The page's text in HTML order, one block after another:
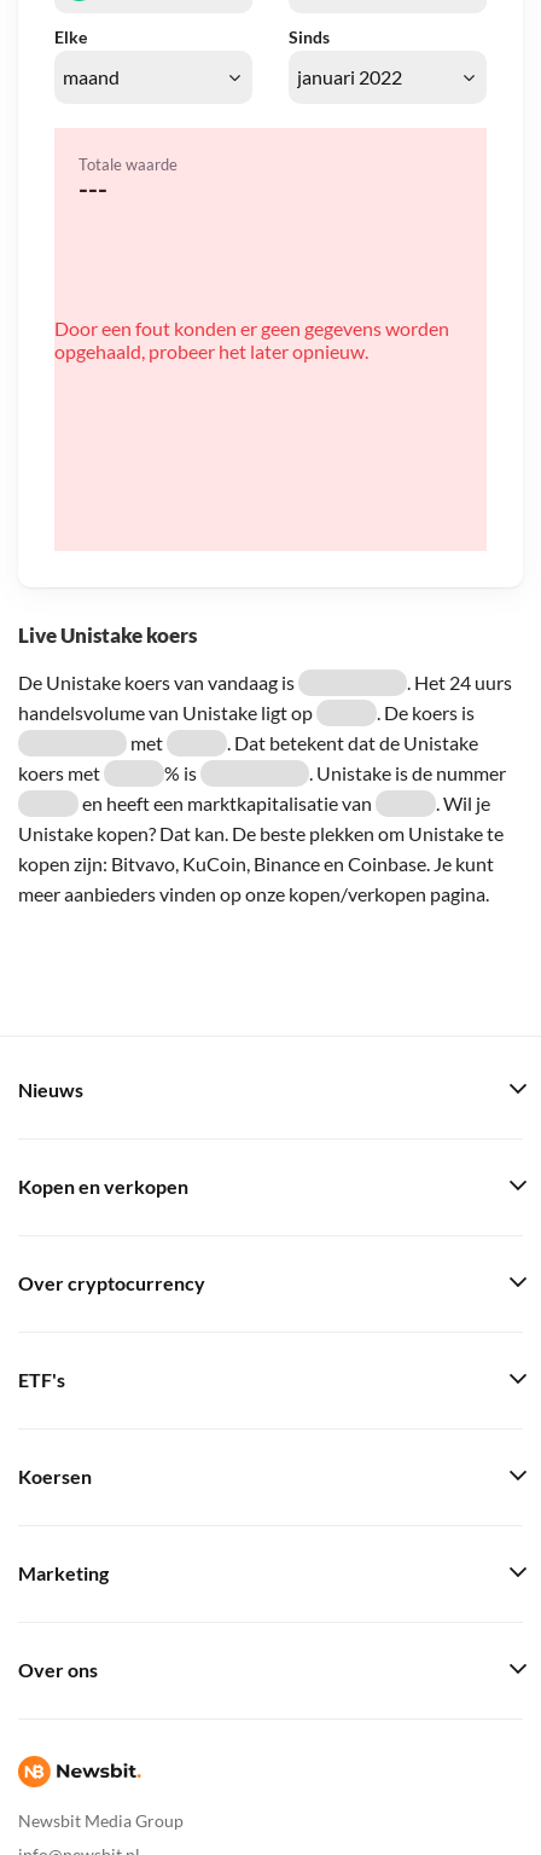
Live Unistake koers
De Unistake koers van vandaag is
. Het 24 uurs
handelsvolume van Unistake ligt op
. De koers is
met
. Dat betekent dat de Unistake
koers met
% is
. Unistake is de nummer
en heeft een marktkapitalisatie van
. Wil je
Unistake kopen? Dat kan. De beste plekken om Unistake te
kopen zijn: Bitvavo, KuCoin, Binance en Coinbase. Je kunt
meer aanbieders vinden op onze kopen/verkopen pagina.
Elke Sinds
Totale waarde
---
Door een fout konden er geen gegevens worden
opgehaald, probeer het later opnieuw.
Newsbit Media Group
Nieuws
Kopen en verkopen
Over cryptocurrency
ETF's
Koersen
Marketing
Over ons